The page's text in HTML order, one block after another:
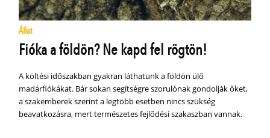
Állat
Fióka a földön? Ne kapd fel rögtön!
A költési időszakban gyakran láthatunk a földön ülő
madárfiókákat. Bár sokan segítségre szorulónak gondolják őket,
a szakemberek szerint a legtöbb esetben nincs szükség
beavatkozásra, mert természetes fejlődési szakaszban vannak.